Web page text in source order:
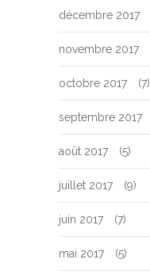
décembre 2017
novembre 2017
octobre 2017 (7)
septembre 2017
août 2017 (5)
juillet 2017 (9)
juin 2017 (7)
mai 2017 (5)